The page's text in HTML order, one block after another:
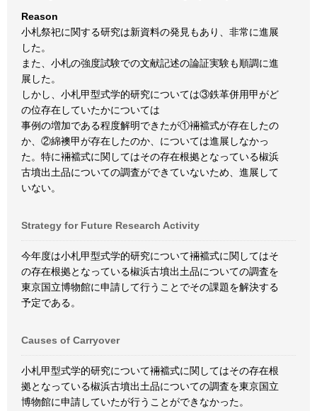
Reason
小札祭祀に関する研究は新資料の発見もあり、非常に進展
した。
また、小札の強度試験での文献記述の論証実験も順調に進
展した。
しかし、小札甲型式学的研究については③鉄革併用甲がど
の位存在していたかについては
事例の増加である程度解明できたが①裲襠式が存在したの
か、②綿襖甲が存在したのか、については進展しなかっ
た。特に裲襠式に関してはその存在根拠となっている椒浜
古墳出土品についての調査ができていないため、進展して
いない。
Strategy for Future Research Activity
今年度は小札甲型式学的研究について裲襠式に関してはそ
の存在根拠となっている椒浜古墳出土品についての調査を
東京国立博物館に申請して行うことでその課題を解決する
予定である。
Causes of Carryover
小札甲型式学的研究について裲襠式に関してはその存在根
拠となっている椒浜古墳出土品についての調査を東京国立
博物館に申請していたが行うことができなかった。